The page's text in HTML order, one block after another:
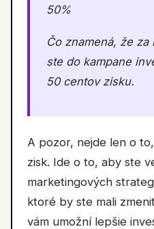
50%
Čo znamená, že
ste do kampane
50 centov zisku.
A pozor, nejde len o
zisk. Ide o to, aby ste
marketingových
ktoré by ste mali
vám umožní lepšie